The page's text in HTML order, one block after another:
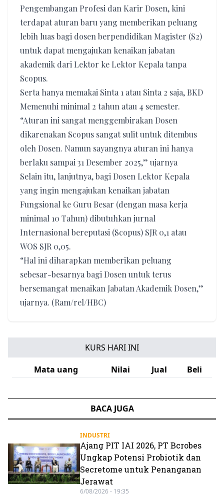
Pengembangan Profesi dan Karir Dosen, kini
terdapat aturan baru yang memberikan peluang
lebih luas bagi dosen berpendidikan Magister (S2)
untuk dapat mengajukan kenaikan jabatan
akademik dari Lektor ke Lektor Kepala tanpa
Scopus.
Serta hanya memakai Sinta 1 atau Sinta 2 saja, BKD
Memenuhi minimal 2 tahun atau 4 semester.
“Aturan ini sangat menggembirakan Dosen
dikarenakan Scopus sangat sulit untuk ditembus
oleh Dosen. Namun sayangnya aturan ini hanya
berlaku sampai 31 Desember 2025,” ujarnya
Selain itu, lanjutnya, bagi Dosen Lektor Kepala
yang ingin mengajukan kenaikan jabatan
Fungsional ke Guru Besar (dengan masa kerja
minimal 10 Tahun) dibutuhkan jurnal
Internasional bereputasi (Scopus) SJR 0,1 atau
WOS SJR 0,05.
“Hal ini diharapkan memberikan peluang
sebesar-besarnya bagi Dosen untuk terus
bersemangat menaikan Jabatan Akademik Dosen,”
ujarnya. (Ram/rel/HBC)
KURS HARI INI
Mata uang
Nilai Jual Beli
BACA JUGA
INDUSTRI
Ajang PIT IAI 2026, PT Bcrobes
Ungkap Potensi Probiotik dan
Secretome untuk Penanganan
Jerawat
6/08/2026 - 19:35